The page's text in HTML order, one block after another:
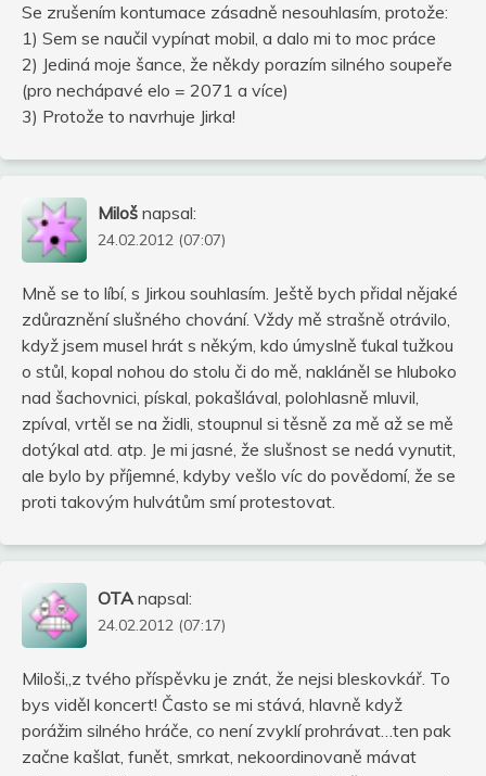
Se zrušením kontumace zásadně nesouhlasím, protože:
1) Sem se naučil vypínat mobil, a dalo mi to moc práce
2) Jediná moje šance, že někdy porazím silného soupeře
(pro nechápavé elo = 2071 a více)
3) Protože to navrhuje Jirka!
Miloš napsal:
24.02.2012 (07:07)
Mně se to líbí, s Jirkou souhlasím. Ještě bych přidal nějaké
zdůraznění slušného chování. Vždy mě strašně otrávilo,
když jsem musel hrát s někým, kdo úmyslně ťukal tužkou
o stůl, kopal nohou do stolu či do mě, nakláněl se hluboko
nad šachovnici, pískal, pokašlával, polohlasně mluvil,
zpíval, vrtěl se na židli, stoupnul si těsně za mě až se mě
dotýkal atd. atp. Je mi jasné, že slušnost se nedá vynutit,
ale bylo by příjemné, kdyby vešlo víc do povědomí, že se
proti takovým hulvátům smí protestovat.
OTA napsal:
24.02.2012 (07:17)
Miloši,,z tvého příspěvku je znát, že nejsi bleskovkář. To
bys viděl koncert! Často se mi stává, hlavně když
porážim silného hráče, co není zvyklí prohrávat…ten pak
začne kašlat, funět, smrkat, nekoordinovaně mávat